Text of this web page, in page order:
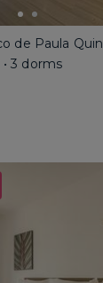
de Paula
3 dorms